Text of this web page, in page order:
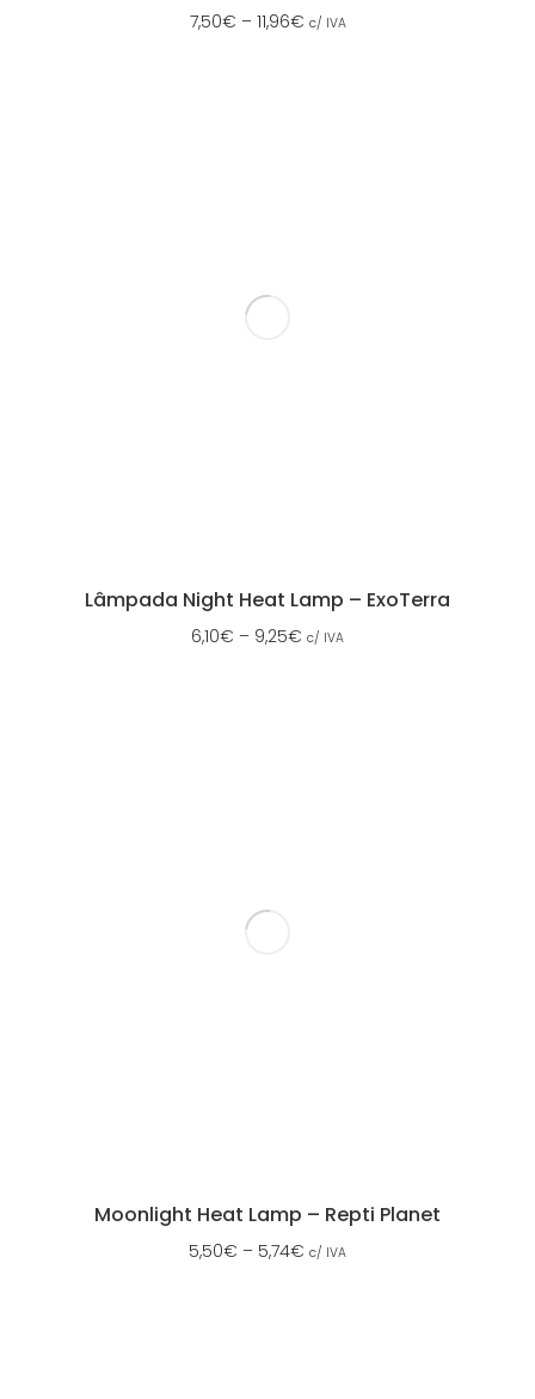
7,50€ – 11,96€ c/ IVA
Lâmpada Night Heat Lamp – ExoTerra
6,10€ – 9,25€ c/ IVA
Moonlight Heat Lamp – Repti Planet
5,50€ – 5,74€ c/ IVA